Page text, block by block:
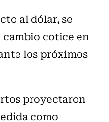
al dólar, se
cotice en
los próximos
proyectaron
como